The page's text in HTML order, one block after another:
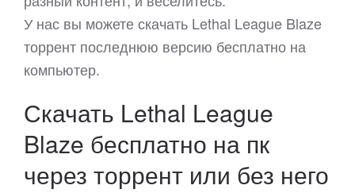
У нас вы можете скачать Lethal League Blaze
торрент последнюю версию бесплатно на
компьютер.
Скачать Lethal League
Blaze бесплатно на пк
через торрент или без него